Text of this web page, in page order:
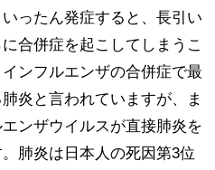
ったん発症すると、長引い
合併症を起こしてしまうこ
ンフルエンザの合併症で最
炎と言われていますが、ま
ンザウイルスが直接肺炎を
肺炎は日本人の死因第3位